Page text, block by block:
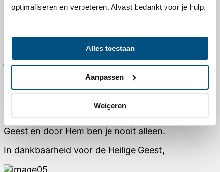
optimaliseren en verbeteren. Alvast bedankt voor je hulp.
Alles toestaan
Aanpassen
Weigeren
Wat zou ik graag willen dat je Gods liefde ervaart
Jezus en Zijn aanwezigheid door de Heilige Geest.
Onthoud dat hoe de situatie er ook uitziet of hoe
je je ook voelt, je bent nooit alleen.Jezus heeft
elke dag te vullen met Zijn aanwezigheid en Zijn
kracht.
Je hebt een Trooster, Helper, Bekrachtiger, en zo
Geest en door Hem ben je nooit alleen.
In dankbaarheid voor de Heilige Geest,